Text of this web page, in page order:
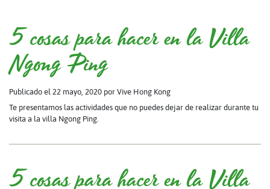
5 cosas para hacer en la Villa
Ngong Ping
Publicado el 22 mayo, 2020 por Vive Hong Kong
Te presentamos las actividades que no puedes dejar de realizar durante tu
visita a la villa Ngong Ping.
5 cosas para hacer en la Villa